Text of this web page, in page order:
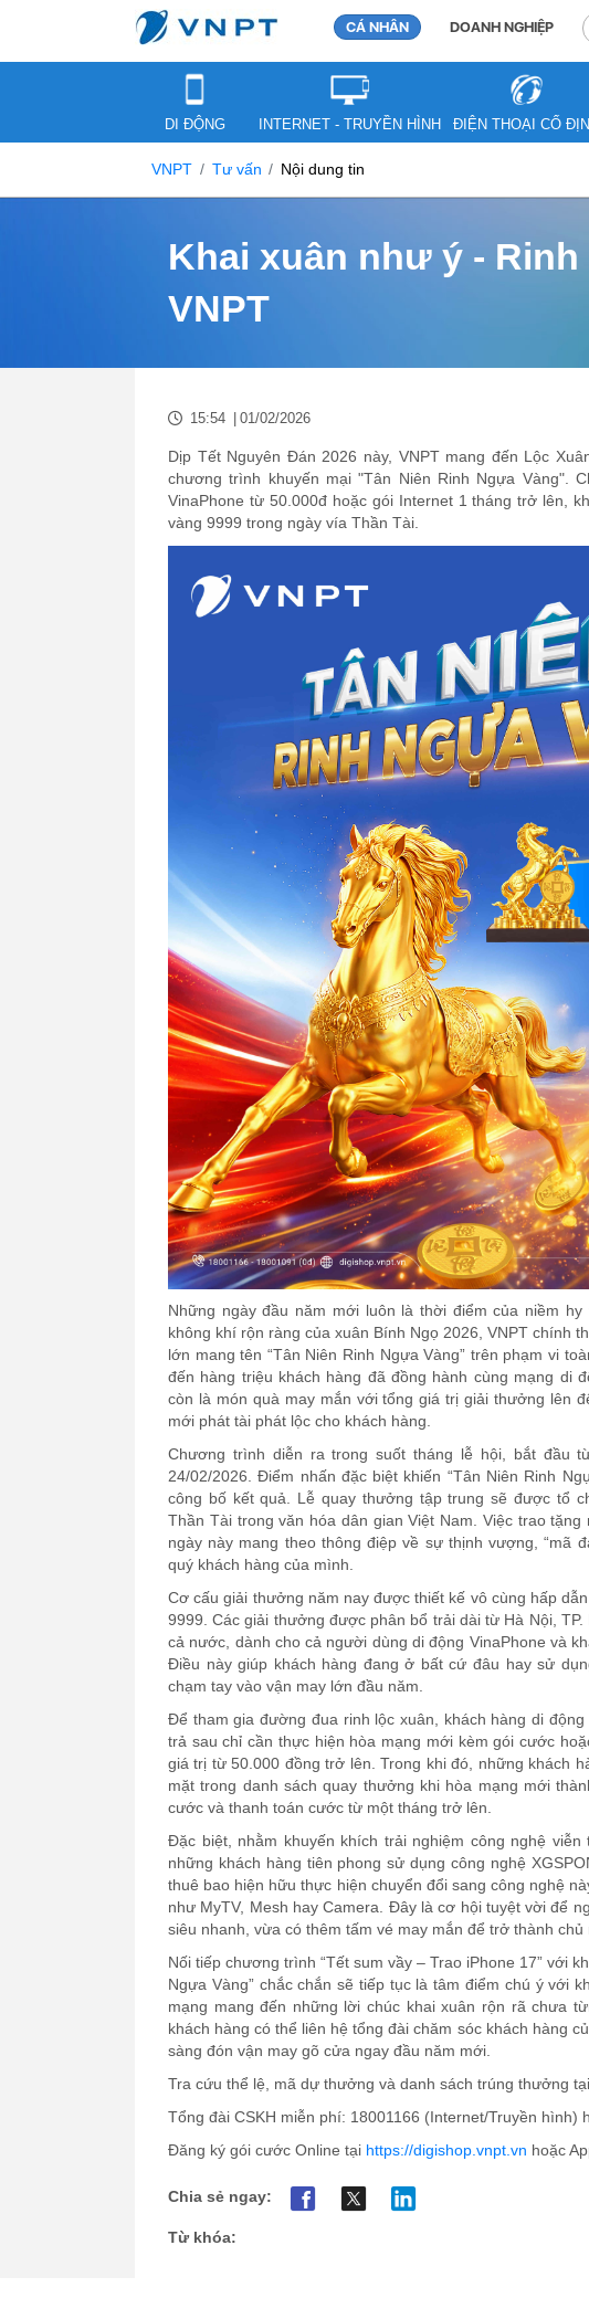
CÁ NHÂN DOANH NGHIỆP
DI ĐỘNG INTERNET - TRUYỀN HÌNH ĐIỆN THOẠI CỐ
VNPT Tư vấn Nội dung tin
Khai xuân như ý -
VNPT
15:54 01/02/2026
Dịp Tết Nguyên Đán 2026 này, VNPT mang đến Lộc
chương trình khuyến mại "Tân Niên Rinh Ngựa Vàng".
VinaPhone từ 50.000đ hoặc gói Internet 1 tháng trở lên,
vàng 9999 trong ngày vía Thần Tài.
Những ngày đầu năm mới luôn là thời điểm của niềm
không khí rộn ràng của xuân Bính Ngọ 2026, VNPT chính
lớn mang tên “Tân Niên Rinh Ngựa Vàng” trên phạm vi
đến hàng triệu khách hàng đã đồng hành cùng mạng di
còn là món quà may mắn với tổng giá trị giải thưởng lên
mới phát tài phát lộc cho khách hàng.
Chương trình diễn ra trong suốt tháng lễ hội, bắt đầu
24/02/2026. Điểm nhấn đặc biệt khiến “Tân Niên Rinh
công bố kết quả. Lễ quay thưởng tập trung sẽ được tổ
Thần Tài trong văn hóa dân gian Việt Nam. Việc trao
ngày này mang theo thông điệp về sự thịnh vượng, “mã
quý khách hàng của mình.
Cơ cấu giải thưởng năm nay được thiết kế vô cùng hấp
9999. Các giải thưởng được phân bổ trải dài từ Hà Nội,
cả nước, dành cho cả người dùng di động VinaPhone và
Điều này giúp khách hàng đang ở bất cứ đâu hay sử
chạm tay vào vận may lớn đầu năm.
Để tham gia đường đua rinh lộc xuân, khách hàng di
trả sau chỉ cần thực hiện hòa mạng mới kèm gói cước
giá trị từ 50.000 đồng trở lên. Trong khi đó, những khách
mặt trong danh sách quay thưởng khi hòa mạng mới
cước và thanh toán cước từ một tháng trở lên.
Đặc biệt, nhằm khuyến khích trải nghiệm công nghệ
những khách hàng tiên phong sử dụng công nghệ
thuê bao hiện hữu thực hiện chuyển đổi sang công nghệ
như MyTV, Mesh hay Camera. Đây là cơ hội tuyệt vời để
siêu nhanh, vừa có thêm tấm vé may mắn để trở thành
Nối tiếp chương trình “Tết sum vầy – Trao iPhone 17” với
Ngựa Vàng” chắc chắn sẽ tiếp tục là tâm điểm chú ý với
mạng mang đến những lời chúc khai xuân rộn rã chưa
khách hàng có thể liên hệ tổng đài chăm sóc khách hàng
sàng đón vận may gõ cửa ngay đầu năm mới.
Tra cứu thể lệ, mã dự thưởng và danh sách trúng thưởng
Tổng đài CSKH miễn phí: 18001166 (Internet/Truyền hình)
Đăng ký gói cước Online tại https://digishop.vnpt.vn hoặc
Chia sẻ ngay:
Từ khóa: